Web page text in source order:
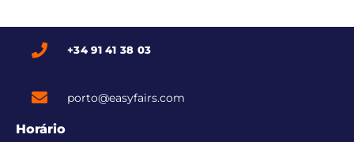
+34 91 41 38 03
porto@easyfairs.com
Horário